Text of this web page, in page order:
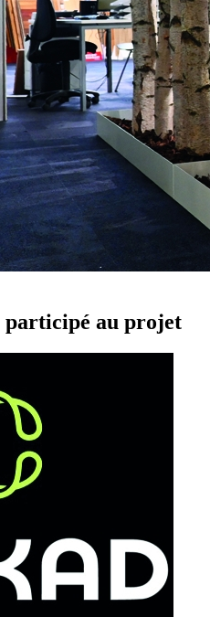
participé au projet